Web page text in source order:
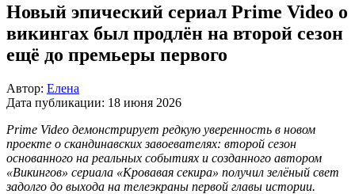
Новый эпический сериал Prime Video о
викингах был продлён на второй сезон
ещё до премьеры первого
Автор: Елена
Дата публикации: 18 июня 2026
Prime Video демонстрирует редкую уверенность в новом
проекте о скандинавских завоевателях: второй сезон
основанного на реальных событиях и созданного автором
«Викингов» сериала «Кровавая секира» получил зелёный свет
задолго до выхода на телеэкраны первой главы истории.